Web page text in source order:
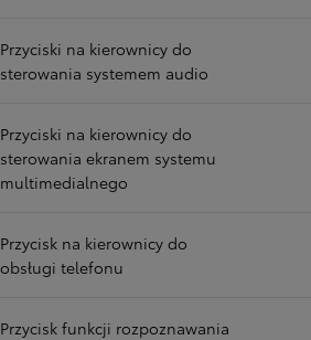
Przyciski na kierownicy do
sterowania systemem audio
Przyciski na kierownicy do
sterowania ekranem systemu
multimedialnego
Przycisk na kierownicy do
obsługi telefonu
Przycisk funkcji rozpoznawania